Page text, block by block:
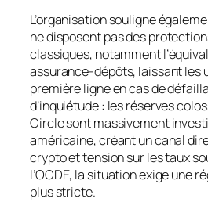
L’organisation souligne
ne disposent pas des
classiques, notamment
assurance-dépôts, laissant les
première ligne en cas de
d’inquiétude : les réserves
Circle sont massivement
américaine, créant un canal
crypto et tension sur les taux
l’OCDE, la situation exige une
plus stricte.